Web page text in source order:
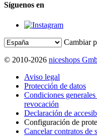
Síguenos en
Cambiar
© 2010-2026 niceshops
Aviso legal
Protección de datos
Condiciones
revocación
Declaración de
Configuración de
Cancelar contratos de